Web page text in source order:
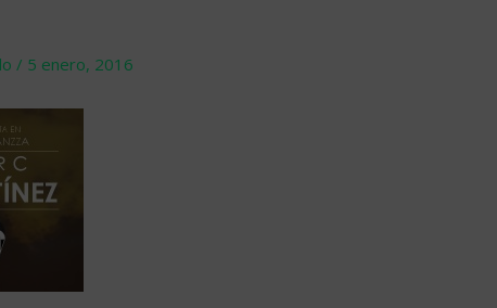
/ 5 enero, 2016